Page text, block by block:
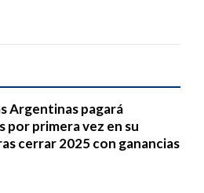
Argentinas pagará
por primera vez en su
cerrar 2025 con ganancias